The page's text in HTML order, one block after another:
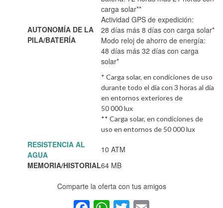
AUTONOMÍA DE LA
PILA/BATERÍA
carga solar**
Actividad GPS de expedición:
28 días más 8 días con carga solar*
Modo reloj de ahorro de energía:
48 días más 32 días con carga
solar*
* Carga solar, en condiciones de uso
durante todo el día con 3 horas al día
en entornos exteriores de
50 000 lux
** Carga solar, en condiciones de
uso en entornos de 50 000 lux
RESISTENCIA AL
AGUA
10 ATM
MEMORIA/HISTORIAL64 MB
Comparte la oferta con tus amigos